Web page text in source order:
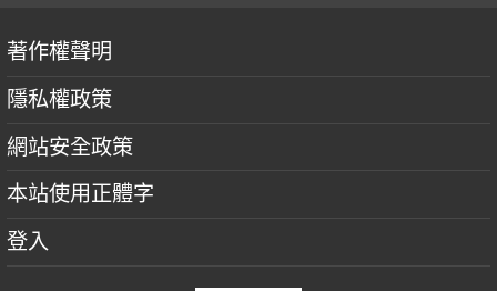
著作權聲明
隱私權政策
網站安全政策
本站使用正體字
登入